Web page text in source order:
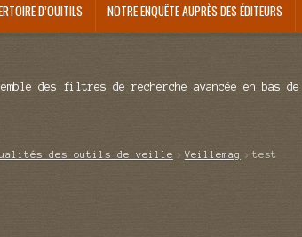
D’OUITILS NOTRE ENQUÊTE AUPRÈS DES ÉDITEURS
des filtres de recherche avancée en bas de
des outils de veille Veillemag test